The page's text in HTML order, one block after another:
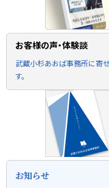
お客様の声・体験談
武蔵小杉あおば事務所に寄
す。
お知らせ